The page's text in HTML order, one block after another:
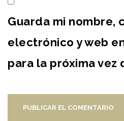
Guarda mi nombre,
electrónico y web
para la próxima vez